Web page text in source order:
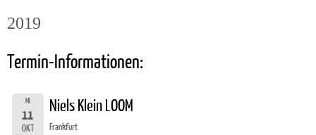
2019
Termin-Informationen:
MI
11
OKT
Niels Klein LOOM
Frankfurt